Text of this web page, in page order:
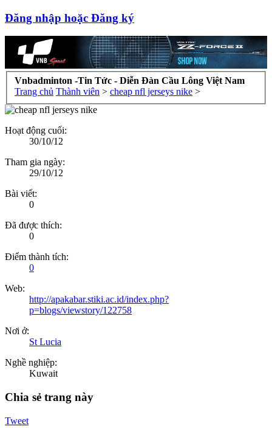
Đăng nhập hoặc Đăng ký
Vnbadminton -Tin Tức - Diễn Đàn Cầu Lông Việt Nam
Trang chủ Thành viên > cheap nfl jerseys nike >
Hoạt động cuối:
30/10/12
Tham gia ngày:
29/10/12
Bài viết:
0
Đã được thích:
0
Điểm thành tích:
0
Web:
http://apakabar.stiki.ac.id/index.php?
p=blogs/viewstory/122758
Nơi ở:
St Lucia
Nghề nghiệp:
Kuwait
Chia sẻ trang này
Tweet